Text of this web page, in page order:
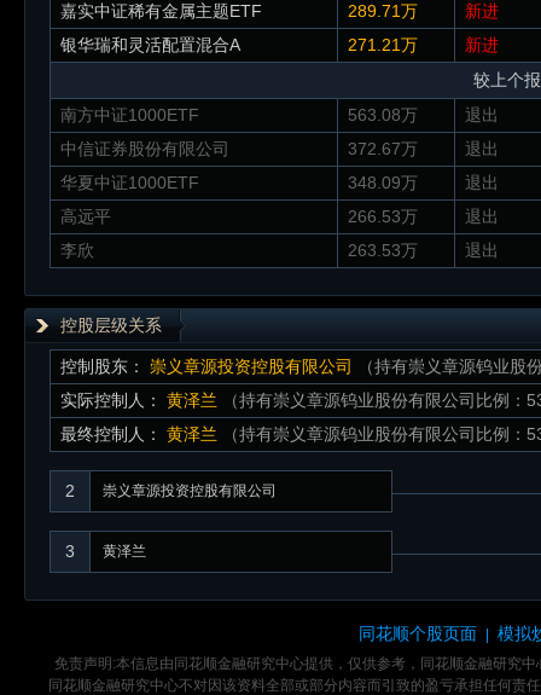
嘉实中证稀有金属主题ETF
289.71万
新进
银华瑞和灵活配置混合A
271.21万
新进
较上个
南方中证1000ETF
563.08万
退出
中信证券股份有限公司
372.67万
退出
华夏中证1000ETF
348.09万
退出
高远平
266.53万
退出
李欣
263.53万 退出
控股层级关系
控制股东： 崇义章源投资控股有限公司
（持有崇义章源钨业股
实际控制人：
黄泽兰
（持有崇义章源钨业股份有限公司比例：
最终控制人：
黄泽兰 （持有崇义章源钨业股份有限公司比例：
2 崇义章源投资控股有限公司
3 黄泽兰
同花顺个股页面 模拟
免责声明:本信息由同花顺金融研究中心提供，仅供参考，同花顺金融研究
同花顺金融研究中心不对因该资料全部或部分内容而引致的盈亏承担任何